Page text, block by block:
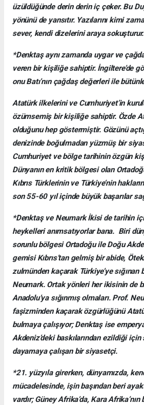
üzüldüğünde derin derin iç çeker. Bu
yönünü de yansıtır. Yazılarını kimi
sever, kendi dizelerini araya sokuşturur.
*Denktaş aynı zamanda uygar ve
veren bir kişiliğe sahiptir. İngiltere’de
onu Batı’nın çağdaş değerleri ile
Atatürk ilkelerini ve Cumhuriyet’in
özümsemiş bir kişiliğe sahiptir. Özde
olduğunu hep göstermiştir. Gözünü
denizinde boğulmadan yüzmüş bir
Cumhuriyet ve bölge tarihinin özgün
Dünyanın en kritik bölgesi olan
Kıbrıs Türklerinin ve Türkiye’nin
son 55-60 yıl içinde büyük başarılar
*Denktaş ve Neumark İkisi de tarihin
heykelleri anımsatıyorlar bana. Biri
sorunlu bölgesi Ortadoğu ile Doğu
gemisi Kıbrıs’tan gelmiş bir abide,
zulmünden kaçarak Türkiye’ye sığınan
Neumark. Ortak yönleri her ikisinin de
Anadolu’ya sığınmış olmaları. Prof.
faşizminden kaçarak özgürlüğünü
bulmaya çalışıyor; Denktaş ise
Akdeniz’deki baskılarından ezildiği için
dayamaya çalışan bir siyasetçi.
*21. yüzyıla girerken, dünyamızda,
mücadelesinde, işin başından beri
vardır; Güney Afrika’da, Kara